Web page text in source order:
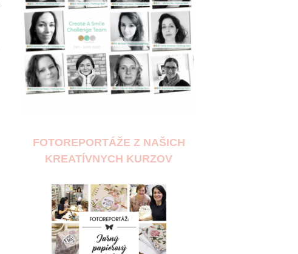
FOTOREPORTÁŽE Z NAŠICH
KREATÍVNYCH KURZOV